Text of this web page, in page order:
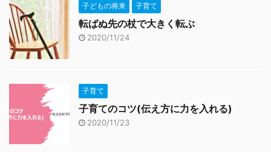
子どもの将来 子育て
転ばぬ先の杖で大きく転ぶ
2020/11/24
子育て
子育てのコツ(伝え方に力を入れる)
2020/11/23